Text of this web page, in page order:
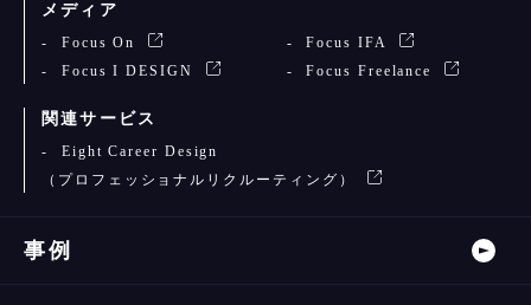
メディア
Focus On
Focus IFA
Focus I DESIGN
Focus Freelance
関連サービス
Eight Career Design
（プロフェッショナルリクルーティング）
事例